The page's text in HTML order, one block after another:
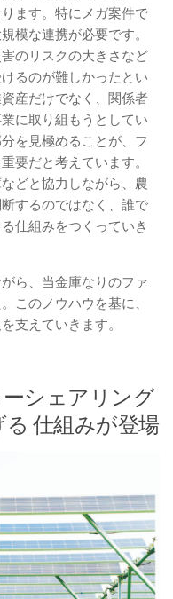
ます。特にメガ案件で
模な連携が必要です。
のリスクの大きさなど
るのが難しかったとい
産だけでなく、関係者
に取り組もうとしてい
を見極めることが、フ
要だと考えています。
どと協力しながら、農
するのではなく、誰で
仕組みをつくっていき
ら、当金庫なりのファ
このノウハウを基に、
支えていきます。
ーシェアリング
仕組みが登場